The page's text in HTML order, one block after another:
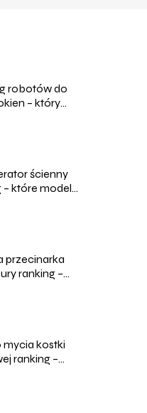
robotów do
– który
ścienny
– które modele
przecinarka
ranking –
mycia kostki
ranking –